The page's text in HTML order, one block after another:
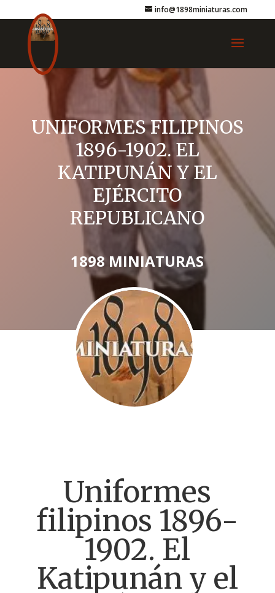
info@1898miniaturas.com
UNIFORMES FILIPINOS
1896-1902. EL
KATIPUNÁN Y EL
EJÉRCITO
REPUBLICANO
1898 MINIATURAS
Uniformes
filipinos 1896-
1902. El
Katipunán y el